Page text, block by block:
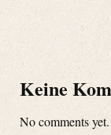
Keine
No comments yet.